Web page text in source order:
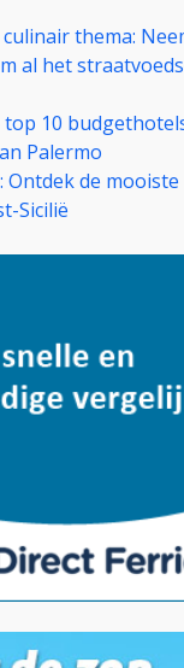
thema:
al het
top 10
Palermo
Ontdek de
Sicilië